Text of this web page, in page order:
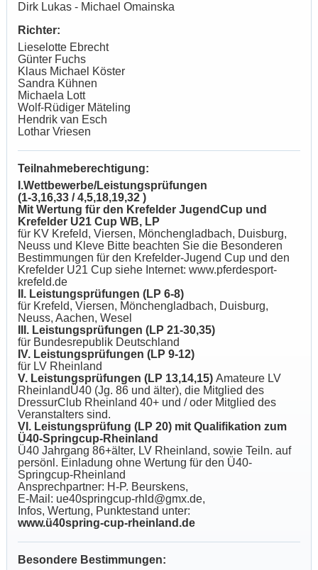
Dirk Lukas - Michael Omainska
Richter:
Lieselotte Ebrecht
Günter Fuchs
Klaus Michael Köster
Sandra Kühnen
Michaela Lott
Wolf-Rüdiger Mäteling
Hendrik van Esch
Lothar Vriesen
Teilnahmeberechtigung:
I.Wettbewerbe/Leistungsprüfungen
(1-3,16,33 / 4,5,18,19,32 )
Mit Wertung für den Krefelder JugendCup und
Krefelder U21 Cup WB, LP
für KV Krefeld, Viersen, Mönchengladbach, Duisburg,
Neuss und Kleve Bitte beachten Sie die Besonderen
Bestimmungen für den Krefelder-Jugend Cup und den
Krefelder U21 Cup siehe Internet: www.pferdesport-
krefeld.de
II. Leistungsprüfungen (LP 6-8)
für Krefeld, Viersen, Mönchengladbach, Duisburg,
Neuss, Aachen, Wesel
III. Leistungsprüfungen (LP 21-30,35)
für Bundesrepublik Deutschland
IV. Leistungsprüfungen (LP 9-12)
für LV Rheinland
V. Leistungsprüfungen (LP 13,14,15) Amateure LV
RheinlandÜ40 (Jg. 86 und älter), die Mitglied des
DressurClub Rheinland 40+ und / oder Mitglied des
Veranstalters sind.
VI. Leistungsprüfung (LP 20) mit Qualifikation zum
Ü40-Springcup-Rheinland
Ü40 Jahrgang 86+älter, LV Rheinland, sowie Teiln. auf
persönl. Einladung ohne Wertung für den Ü40-
Springcup-Rheinland
Ansprechpartner: H-P. Beurskens,
E-Mail: ue40springcup-rhld@gmx.de,
Infos, Wertung, Punktestand unter:
www.ü40spring-cup-rheinland.de
Besondere Bestimmungen: